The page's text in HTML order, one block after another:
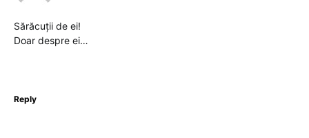
Sărăcuții de ei!
Doar despre ei…
Reply